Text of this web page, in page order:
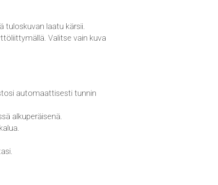
laatu kärsii.
Valitse vain kuva
automaattisesti tunnin
alkuperäisenä.